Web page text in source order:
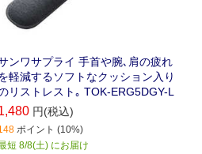
ンワサプライ 手首や腕､肩の疲れ
軽減するソフトなクッション入り
リストレスト｡ TOK-ERG5DGY-L
円(税込)
ポイント (10%)
短 8/8(土) にお届け